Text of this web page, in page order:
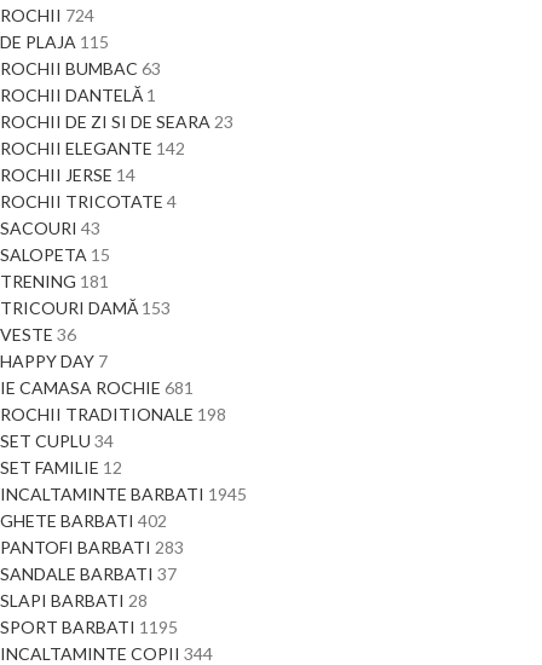
ROCHII 724
DE PLAJA 115
ROCHII BUMBAC 63
ROCHII DANTELĂ 1
ROCHII DE ZI SI DE SEARA 23
ROCHII ELEGANTE 142
ROCHII JERSE 14
ROCHII TRICOTATE 4
SACOURI 43
SALOPETA 15
TRENING 181
TRICOURI DAMĂ 153
VESTE 36
HAPPY DAY 7
IE CAMASA ROCHIE 681
ROCHII TRADITIONALE 198
SET CUPLU 34
SET FAMILIE 12
INCALTAMINTE BARBATI 1945
GHETE BARBATI 402
PANTOFI BARBATI 283
SANDALE BARBATI 37
SLAPI BARBATI 28
SPORT BARBATI 1195
INCALTAMINTE COPII 344